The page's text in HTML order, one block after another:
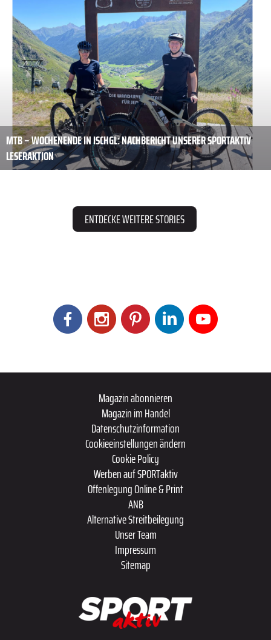
MTB – WOCHENENDE IN ISCHGL: NACHBERICHT UNSERER SPORTAKTIV
LESERAKTION
ENTDECKE WEITERE STORIES
Magazin abonnieren
Magazin im Handel
Datenschutzinformation
Cookieeinstellungen ändern
Cookie Policy
Werben auf SPORTaktiv
Offenlegung Online & Print
ANB
Alternative Streitbeilegung
Unser Team
Impressum
Sitemap